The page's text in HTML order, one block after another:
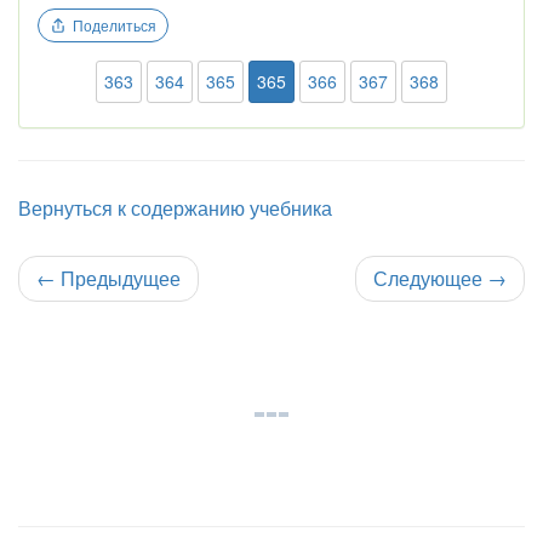
Поделиться
363 364 365 365 366 367 368
Вернуться к содержанию учебника
← Предыдущее Следующее →